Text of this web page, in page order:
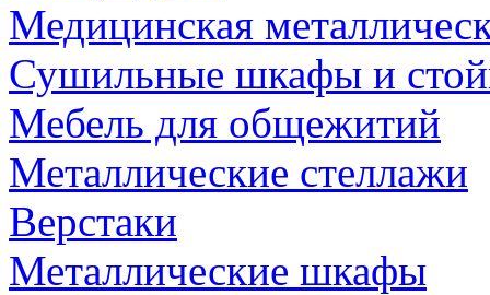
Медицинская
Сушильные шкафы и
Мебель для общежитий
Металлические стеллажи
Верстаки
Металлические шкафы